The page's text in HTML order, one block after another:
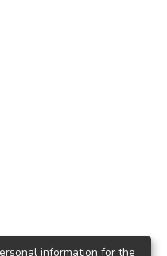
information for the